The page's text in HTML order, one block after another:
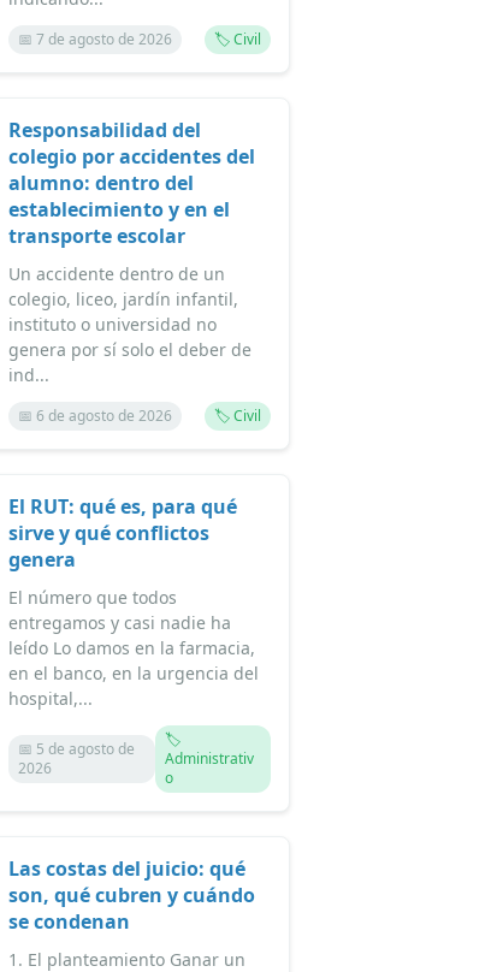
📅 7 de agosto de 2026 🏷️ Civil
Responsabilidad del
colegio por accidentes del
alumno: dentro del
establecimiento y en el
transporte escolar
Un accidente dentro de un
colegio, liceo, jardín infantil,
instituto o universidad no
genera por sí solo el deber de
ind...
📅 6 de agosto de 2026 🏷️ Civil
El RUT: qué es, para qué
sirve y qué conflictos
genera
El número que todos
entregamos y casi nadie ha
leído Lo damos en la farmacia,
en el banco, en la urgencia del
hospital,...
📅 5 de agosto de
2026
🏷️
Administrativ
o
Las costas del juicio: qué
son, qué cubren y cuándo
se condenan
1. El planteamiento Ganar un